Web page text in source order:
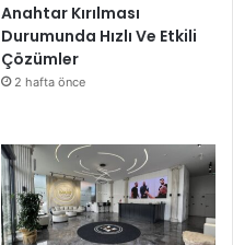
Anahtar Kırılması
Durumunda Hızlı Ve Etkili
Çözümler
2 hafta önce